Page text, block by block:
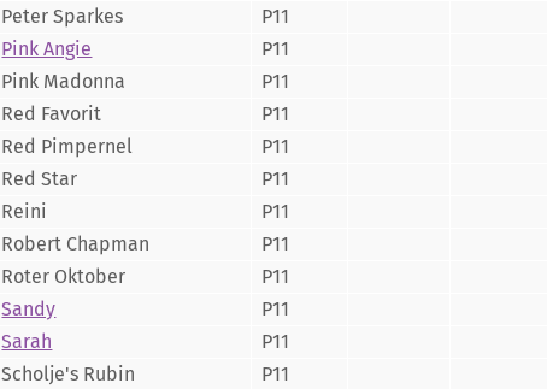
Peter Sparkes
P11
Pink Angie
P11
Pink Madonna
P11
Red Favorit
P11
Red Pimpernel
P11
Red Star
P11
Reini
P11
Robert Chapman
P11
Roter Oktober
P11
Sandy
P11
Sarah
P11
Scholje's Rubin
P11